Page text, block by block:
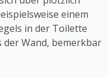
einem
in der Toilette
der Wand, bemerkbar